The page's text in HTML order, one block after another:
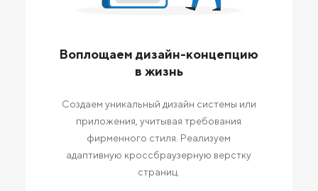
Воплощаем дизайн-концепцию
в жизнь
Создаем уникальный дизайн системы или
приложения, учитывая требования
фирменного стиля. Реализуем
адаптивную кроссбраузерную верстку
страниц.